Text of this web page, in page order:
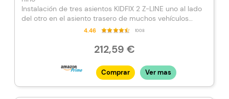
Instalación de tres asientos KIDFIX 2 Z-LINE uno al lado
del otro en el asiento trasero de muchos vehículos
gracias a la construcción delgada del asiento
anterior y, por tanto, menos emisiones de CO2 durante
el transporte; Packaging reciclado de origen vegetal
Instalación mediante cinturón y fijación ISOFIX o sólo
con cinturón de 3 puntos (si no se dispone de ISOFIX en
el automóvil)
4.46 1008
212,59 €
Comprar Ver mas